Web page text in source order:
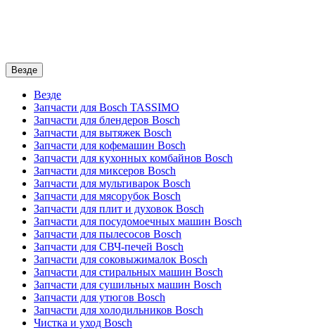
Везде
Везде
Запчасти для Bosch TASSIMO
Запчасти для блендеров Bosch
Запчасти для вытяжек Bosch
Запчасти для кофемашин Bosch
Запчасти для кухонных комбайнов Bosch
Запчасти для миксеров Bosch
Запчасти для мультиварок Bosch
Запчасти для мясорубок Bosch
Запчасти для плит и духовок Bosch
Запчасти для посудомоечных машин Bosch
Запчасти для пылесосов Bosch
Запчасти для СВЧ-печей Bosch
Запчасти для соковыжималок Bosch
Запчасти для стиральных машин Bosch
Запчасти для сушильных машин Bosch
Запчасти для утюгов Bosch
Запчасти для холодильников Bosch
Чистка и уход Bosch